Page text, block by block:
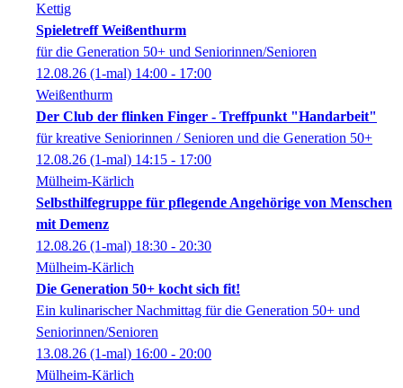
Kettig
Spieletreff Weißenthurm
für die Generation 50+ und Seniorinnen/Senioren
12.08.26 (1-mal) 14:00 - 17:00
Weißenthurm
Der Club der flinken Finger - Treffpunkt "Handarbeit"
für kreative Seniorinnen / Senioren und die Generation 50+
12.08.26 (1-mal) 14:15 - 17:00
Mülheim-Kärlich
Selbsthilfegruppe für pflegende Angehörige von Menschen
mit Demenz
12.08.26 (1-mal) 18:30 - 20:30
Mülheim-Kärlich
Die Generation 50+ kocht sich fit!
Ein kulinarischer Nachmittag für die Generation 50+ und
Seniorinnen/Senioren
13.08.26 (1-mal) 16:00 - 20:00
Mülheim-Kärlich